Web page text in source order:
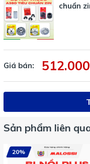
chuẩn
Giá bán:
Sản phẩm liên
20%